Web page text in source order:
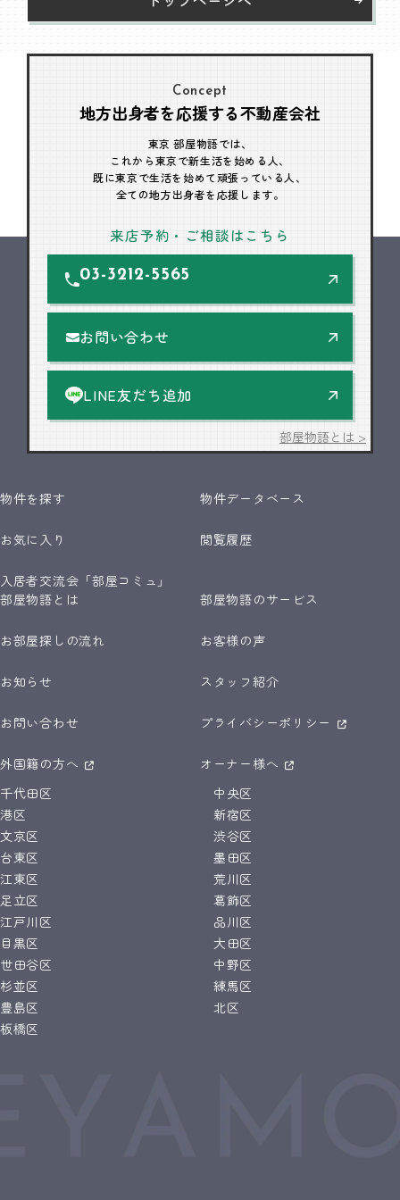
Concept
地方出身者を応援する不動産会社
東京 部屋物語では、
これから東京で新生活を始める人、
既に東京で生活を始めて頑張っている人、
全ての地方出身者を応援します。
来店予約・ご相談はこちら
03-3212-5565
お問い合わせ
LINE友だち追加
部屋物語とは >
物件を探す 物件データベース
お気に入り 閲覧履歴
入居者交流会「部屋コミュ」
部屋物語とは
部屋物語のサービス
お部屋探しの流れ お客様の声
お知らせ スタッフ紹介
お問い合わせ プライバシーポリシー
外国籍の方へ
オーナー様へ
千代田区
中央区
港区
新宿区
文京区
渋谷区
台東区
墨田区
江東区
荒川区
足立区
葛飾区
江戸川区
品川区
目黒区
大田区
世田谷区
中野区
杉並区
練馬区
豊島区
北区
板橋区